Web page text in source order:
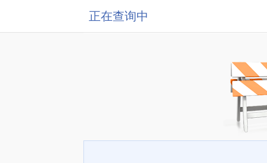
正在查询中